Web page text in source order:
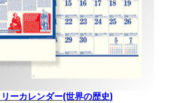
リーカレンダー(世界の歴史)